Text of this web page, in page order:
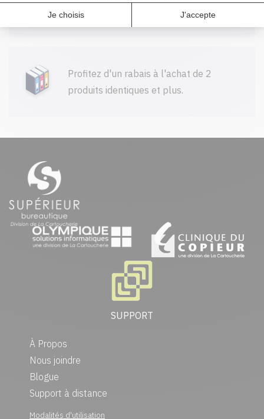
100$ CAD et plus avant taxes.
Profitez d'un rabais à l'achat de 2
produits identiques et plus.
SUPPORT
À Propos
Nous joindre
Blogue
Support à distance
Modalités d'utilisation